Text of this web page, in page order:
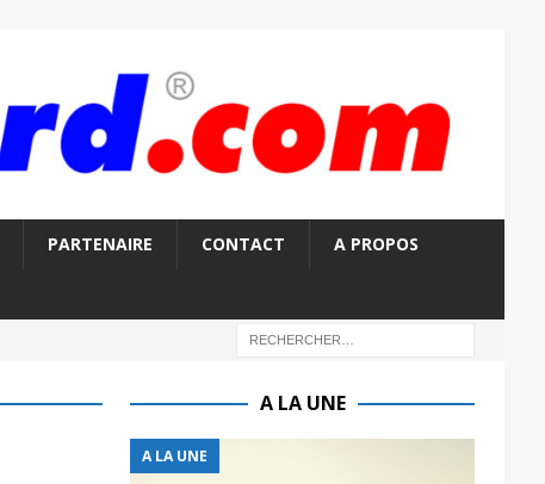
PARTENAIRE CONTACT A PROPOS
A LA UNE
A LA UNE